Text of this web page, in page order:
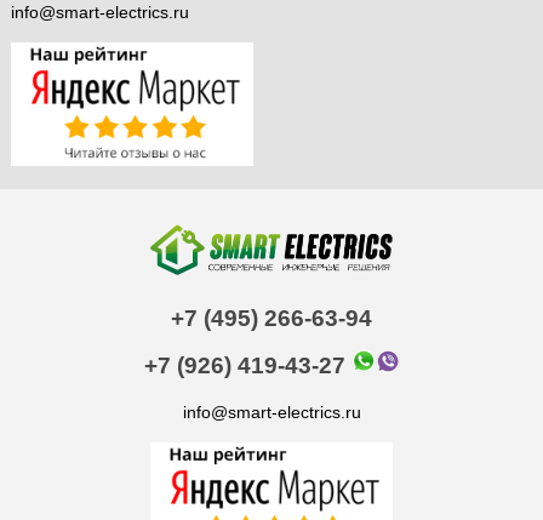
info@smart-electrics.ru
+7 (495) 266-63-94
+7 (926) 419-43-27
info@smart-electrics.ru